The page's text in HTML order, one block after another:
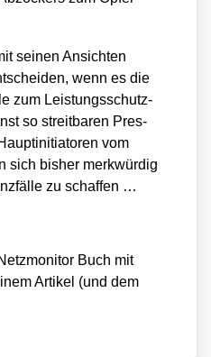
sei­nen Ansich­ten
wenn es die
zum Leis­tungs­schutz­
so streit­ba­ren Pres­
vom
sich bis­her merk­wür­dig
zu schaf­fen …
Buch mit
Arti­kel (und dem